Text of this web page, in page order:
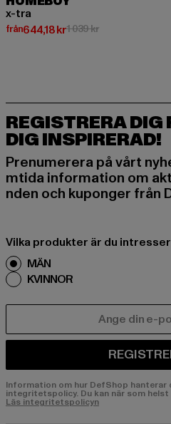
x-tra
från644,18 kr
Nuvarande pris: Från 644,18 kr
1 039 krKampanjpris: 1
REGISTRERA DIG
DIG INSPIRERAD!
Prenumerera på vårt
mtida information om
nden och kuponger från
Vilka produkter är du
MÄN
KVINNOR
Information om hur DefShop
integritetspolicy. Du kan när som
Läs integritetspolicyn